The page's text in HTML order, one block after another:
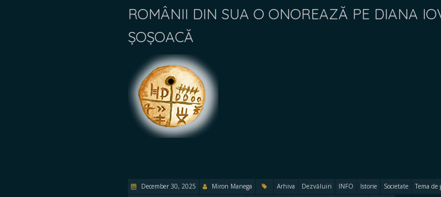
ROMÂNII DIN SUA O ONOREAZĂ PE DIANA
ȘOȘOACĂ
December 30, 2025 Miron Manega Arhiva Dezvăluiri INFO Istorie Societate Tema de